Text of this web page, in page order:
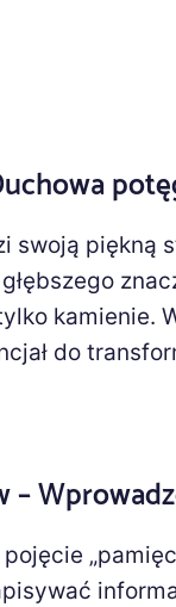
swoją piękną
kamienie.
do
–
„